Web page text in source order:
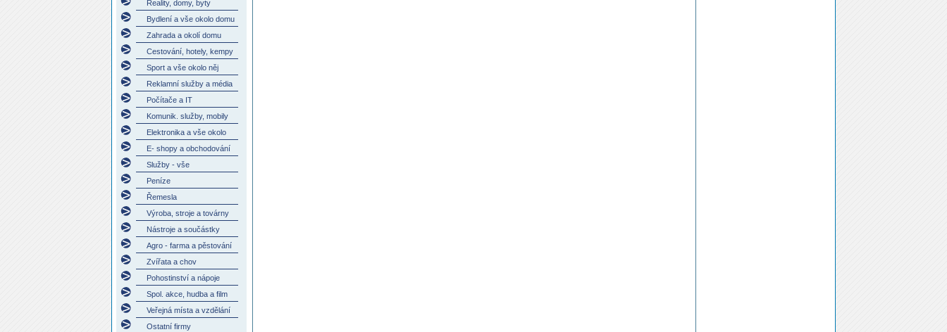
Reality, domy, byty
Bydlení a vše okolo domu
Zahrada a okolí domu
Cestování, hotely, kempy
Sport a vše okolo něj
Reklamní služby a média
Počítače a IT
Komunik. služby, mobily
Elektronika a vše okolo
E- shopy a obchodování
Služby - vše
Peníze
Řemesla
Výroba, stroje a továrny
Nástroje a součástky
Agro - farma a pěstování
Zvířata a chov
Pohostinství a nápoje
Spol. akce, hudba a film
Veřejná místa a vzdělání
Ostatní firmy